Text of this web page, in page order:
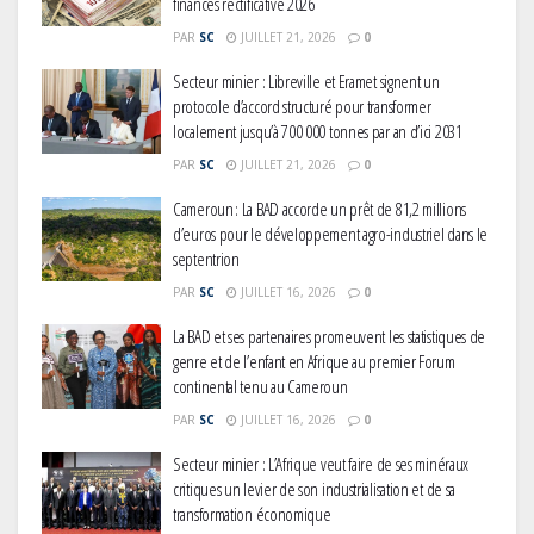
PAR SC JUILLET 21, 2026 0
Secteur minier : Libreville et Eramet signent un
protocole d’accord structuré pour transformer
localement jusqu’à 700 000 tonnes par an d’ici 2031
PAR SC JUILLET 21, 2026 0
Cameroun : La BAD accorde un prêt de 81,2 millions
d’euros pour le développement agro-industriel dans le
septentrion
PAR SC JUILLET 16, 2026 0
La BAD et ses partenaires promeuvent les statistiques de
genre et de l’enfant en Afrique au premier Forum
continental tenu au Cameroun
PAR SC JUILLET 16, 2026 0
Secteur minier : L’Afrique veut faire de ses minéraux
critiques un levier de son industrialisation et de sa
transformation économique
Gabon : L’activité économique a